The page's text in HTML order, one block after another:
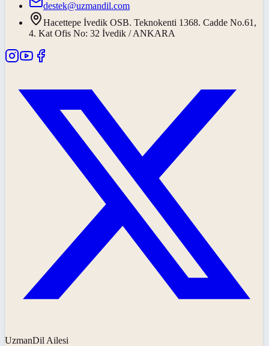
destek@uzmandil.com
Hacettepe İvedik OSB. Teknokenti 1368. Cadde No.61,
4. Kat Ofis No: 32 İvedik / ANKARA
UzmanDil Ailesi